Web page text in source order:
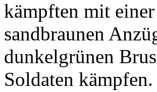
kämpften mit
sandbraunen
dunkelgrünen
Soldaten